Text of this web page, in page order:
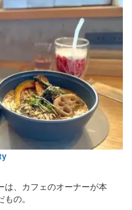
は、カフェのオーナーが本
の。